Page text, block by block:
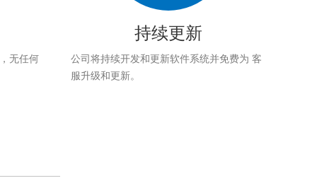
无任何
持续更新
公司将持续开发和更新软件系统并免费为 客
服升级和更新。